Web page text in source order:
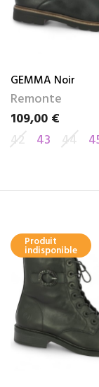
GEMMA Noir
Remonte
Prix
109,00 €
42
43 44
Produit
indisponible